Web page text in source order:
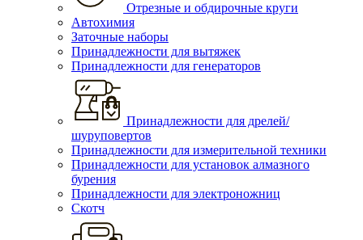
Отрезные и обдирочные круги
Автохимия
Заточные наборы
Принадлежности для вытяжек
Принадлежности для генераторов
Принадлежности для дрелей/
шуруповертов
Принадлежности для измерительной техники
Принадлежности для установок алмазного
бурения
Принадлежности для электроножниц
Скотч